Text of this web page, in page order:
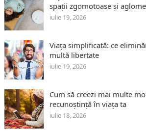
spații zgomotoase și
iulie 19, 2026
Viața simplificată: ce
multă libertate
iulie 19, 2026
Cum să creezi mai multe
recunoștință în viața ta
iulie 18, 2026